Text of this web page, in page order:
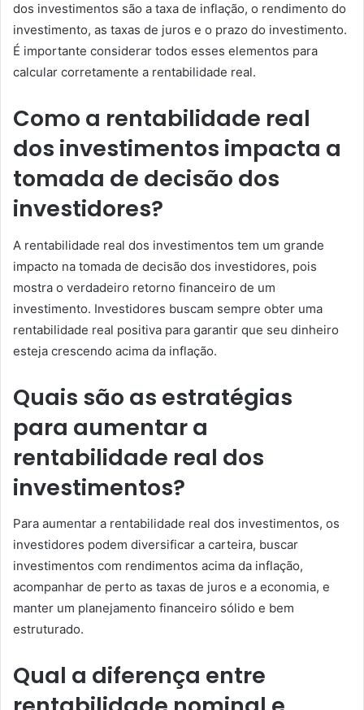
dos investimentos são a taxa de inflação, o rendimento do
investimento, as taxas de juros e o prazo do investimento.
É importante considerar todos esses elementos para
calcular corretamente a rentabilidade real.
Como a rentabilidade real
dos investimentos impacta a
tomada de decisão dos
investidores?
A rentabilidade real dos investimentos tem um grande
impacto na tomada de decisão dos investidores, pois
mostra o verdadeiro retorno financeiro de um
investimento. Investidores buscam sempre obter uma
rentabilidade real positiva para garantir que seu dinheiro
esteja crescendo acima da inflação.
Quais são as estratégias
para aumentar a
rentabilidade real dos
investimentos?
Para aumentar a rentabilidade real dos investimentos, os
investidores podem diversificar a carteira, buscar
investimentos com rendimentos acima da inflação,
acompanhar de perto as taxas de juros e a economia, e
manter um planejamento financeiro sólido e bem
estruturado.
Qual a diferença entre